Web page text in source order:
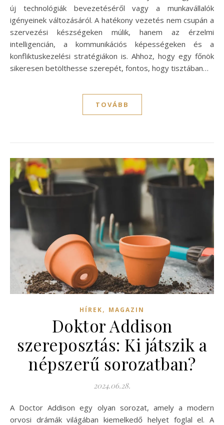
új technológiák bevezetéséről vagy a munkavállalók
igényeinek változásáról. A hatékony vezetés nem csupán a
szervezési készségeken múlik, hanem az érzelmi
intelligencián, a kommunikációs képességeken és a
konfliktuskezelési stratégiákon is. Ahhoz, hogy egy főnök
sikeresen betölthesse szerepét, fontos, hogy tisztában…
TOVÁBB
HÍREK, MAGAZIN
Doktor Addison
szereposztás: Ki játszik a
népszerű sorozatban?
2024.06.28.
A Doctor Addison egy olyan sorozat, amely a modern
orvosi drámák világában kiemelkedő helyet foglal el. A